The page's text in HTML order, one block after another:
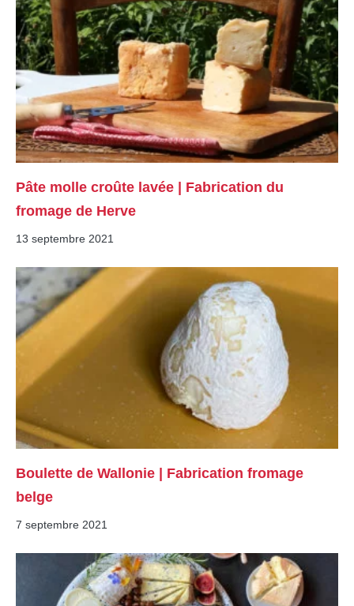
Pâte molle croûte lavée | Fabrication du
fromage de Herve
13 septembre 2021
Boulette de Wallonie | Fabrication fromage
belge
7 septembre 2021